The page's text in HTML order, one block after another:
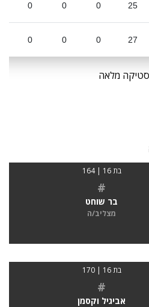
25
0
0
0
27
0
0
0
מלאה
בת 16 | 164
#
בר שוחט
מצליב/ה
בת 16 | 170
#
אביגיל וקסמן